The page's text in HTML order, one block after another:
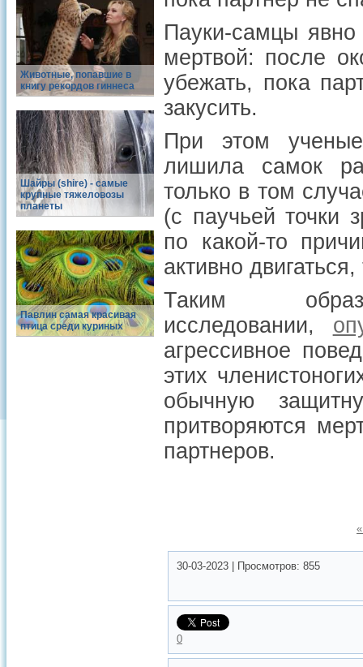
Животные, попавшие в
книгу рекордов гиннеса
Шайры (shire) - самые
крупные тяжеловозы
планеты
Павлин самая красивая
птица среди куриных
Пауки-самцы явно
мертвой: после
убежать, пока
закусить.
При этом
лишила самок
только в том
(с паучьей точки
по какой-то
активно
Таким
исследовании,
агрессивное
этих
обычную
притворяются
партнеров.
30-03-2023 Просмотров: 855
0